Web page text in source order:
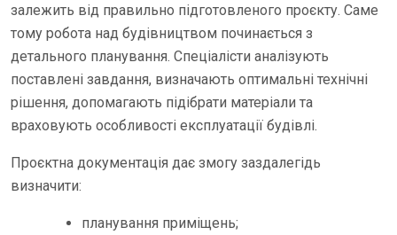
залежить від правильно підготовленого проєкту. Саме
тому робота над будівництвом починається з
детального планування. Спеціалісти аналізують
поставлені завдання, визначають оптимальні технічні
рішення, допомагають підібрати матеріали та
враховують особливості експлуатації будівлі.
Проєктна документація дає змогу заздалегідь
визначити:
планування приміщень;